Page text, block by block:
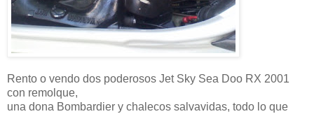
Rento o vendo dos poderosos Jet Sky Sea Doo RX 2001
con remolque,
una dona Bombardier y chalecos salvavidas, todo lo que